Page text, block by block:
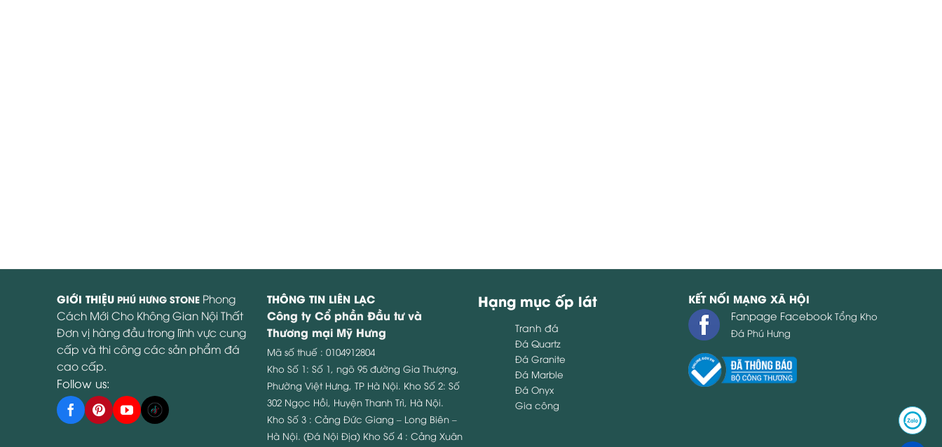
GIỚI THIỆU PHÚ HƯNG STONE Phong
Cách Mới Cho Không Gian Nội Thất
Đơn vị hàng đầu trong lĩnh vực cung
cấp và thi công các sản phẩm đá
cao cấp.
Follow us:
THÔNG TIN LIÊN LẠC
Công ty Cổ phần Đầu tư và
Thương mại Mỹ Hưng
Mã số thuế : 0104912804
Kho Số 1: Số 1, ngõ 95 đường Gia Thượng,
Phường Việt Hưng, TP Hà Nội. Kho Số 2: Số
302 Ngọc Hồi, Huyện Thanh Trì, Hà Nội.
Kho Số 3 : Cảng Đức Giang – Long Biên –
Hà Nội. (Đá Nội Địa) Kho Số 4 : Cảng Xuân
Hạng mục ốp lát
Tranh đá
Đá Quartz
Đá Granite
Đá Marble
Đá Onyx
Gia công
KẾT NỐI MẠNG XÃ HỘI
Fanpage Facebook Tổng Kho
Đá Phú Hưng